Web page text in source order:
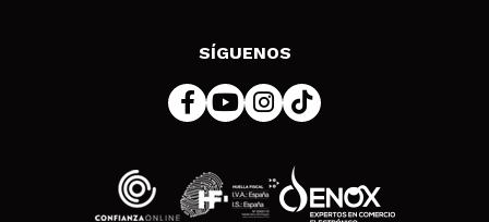
Política de cookies
SÍGUENOS